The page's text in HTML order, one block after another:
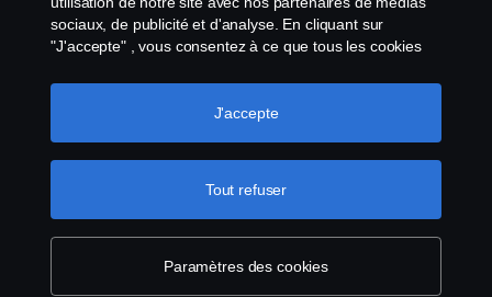
sociaux, de publicité et d'analyse. En cliquant sur
"J'accepte" , vous consentez à ce que tous les cookies
Vous pouvez également gérer vos cookies en cliquant
sur "Paramètres des cookies" et en sélectionnant les
les cookies, que vous trouverez en cliquant sur le lien
situé sous ce texte. Pour en savoir plus sur la
protection de votre vie privée
Paramètres des cookies
Tout refuser
J'accepte